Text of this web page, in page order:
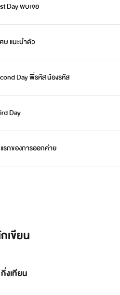
จังหวัด ที่เข้ามาเรียนในกรุงเทพ ม
กผู้ชายคนนี้ จะวันนี้ วันไหน ยังไงเรา
Day พบเจอ
ษ แนะนำตัว
Second Day พี่รหัส น้องรหัส
Day
รกของการออกค่าย
เขียน
กิ่งเทียน